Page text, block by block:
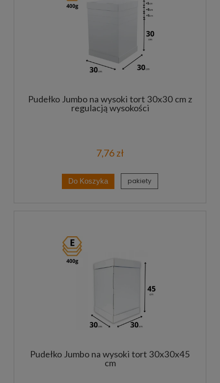
Pudełko Jumbo na wysoki tort 30x30 cm z
regulacją wysokości
7,76 zł
Do Koszyka pakiety
Pudełko Jumbo na wysoki tort 30x30x45
cm